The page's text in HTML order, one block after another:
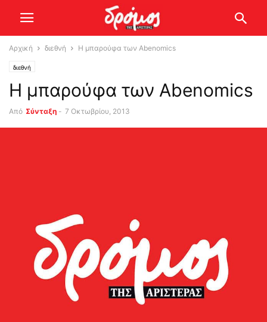
Αρχική διεθνή Η μπαρούφα των Abenomics
διεθνή
Η μπαρούφα των Abenomics
Από Σύνταξη - 7 Οκτωβρίου, 2013